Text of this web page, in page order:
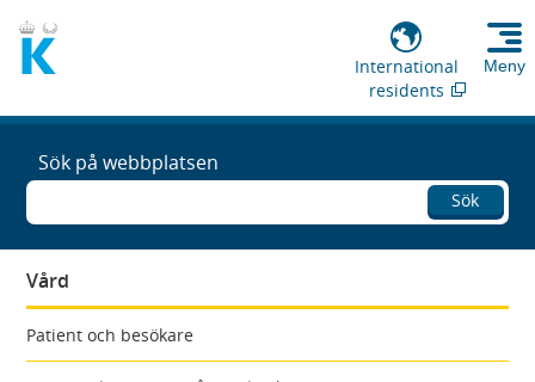
International
residents
Meny
Sök på webbplatsen
Sök
Vård
Patient och besökare